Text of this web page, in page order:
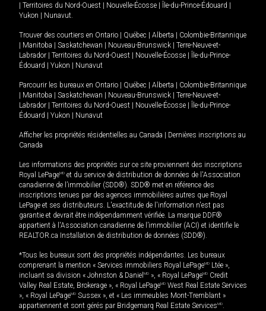
| Territoires du Nord-Ouest | Nouvelle-Écosse | Île-du-Prince-Édouard |
Yukon | Nunavut
Trouver des courtiers en Ontario | Québec | Alberta | Colombie-Britannique
| Manitoba | Saskatchewan | Nouveau-Brunswick | Terre-Neuve-et-
Labrador | Territoires du Nord-Ouest | Nouvelle-Écosse | Île-du-Prince-
Édouard | Yukon | Nunavut
Parcourir les bureaux en Ontario | Québec | Alberta | Colombie-Britannique
| Manitoba | Saskatchewan | Nouveau-Brunswick | Terre-Neuve-et-
Labrador | Territoires du Nord-Ouest | Nouvelle-Écosse | Île-du-Prince-
Édouard | Yukon | Nunavut
Afficher les propriétés résidentielles au Canada | Dernières inscriptions au
Canada
Les informations des propriétés sur ce site proviennent des inscriptions
Royal LePageMD et du service de distribution de données de l'Association
canadienne de l’immobilier (SDD®). SDD® met en référence des
inscriptions tenues par des agences immobilières autres que Royal
LePage et ses distributeurs. L'exactitude de l'information n'est pas
garantie et devrait être indépendamment vérifiée. La marque DDF®
appartient à l'Association canadienne de l’immobilier (ACI) et identifie le
REALTOR.ca Installation de distribution de données (SDD®).
*Tous les bureaux sont des propriétés indépendantes. Les bureaux
comprenant la mention « Services immobiliers Royal LePageMD Ltée »,
incluant sa division « Johnston & Daniel MD », « Royal LePageMD Credit
Valley Real Estate, Brokerage », « Royal LePageMD West Real Estate Services
», « Royal LePageMD Sussex », et « Les immeubles Mont-Tremblant »
appartiennent et sont gérés par Bridgemarq Real Estate ServicesMD